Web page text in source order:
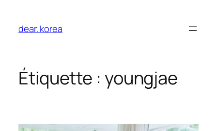
contenu
dear. korea
Étiquette : youngjae